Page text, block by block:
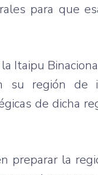
para que
Itaipu
región de
de dicha
preparar la